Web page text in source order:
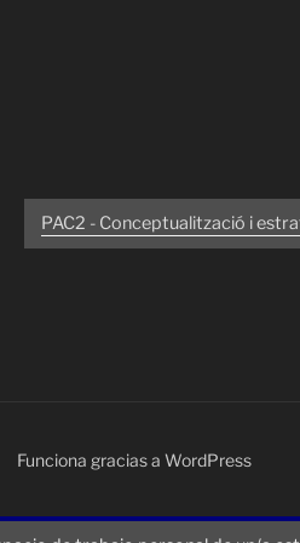
PAC2 - Conceptualització i
Funciona gracias a WordPress